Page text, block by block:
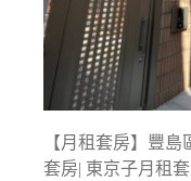
【月租套房】豐
套房| 東京子月租套